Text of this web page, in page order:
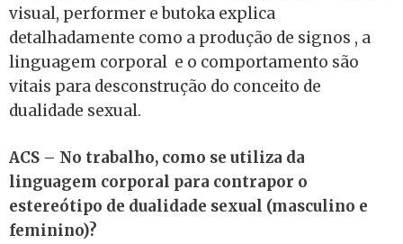
visual, performer e butoka explica
detalhadamente como a produção de signos , a
linguagem corporal e o comportamento são
vitais para desconstrução do conceito de
dualidade sexual.
ACS – No trabalho, como se utiliza da
linguagem corporal para contrapor o
estereótipo de dualidade sexual (masculino e
feminino)?